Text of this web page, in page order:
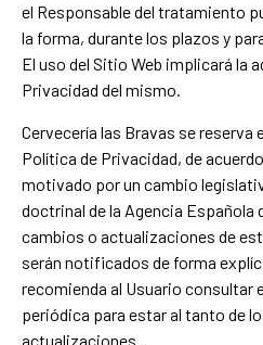
el Responsable del tratamiento
la forma, durante los plazos y
El uso del Sitio Web implicará la
Privacidad del mismo.
Cervecería las Bravas se reserva
Política de Privacidad, de
motivado por un cambio
doctrinal de la Agencia
cambios o actualizaciones de
serán notificados de forma
recomienda al Usuario consultar
periódica para estar al tanto de
actualizaciones.